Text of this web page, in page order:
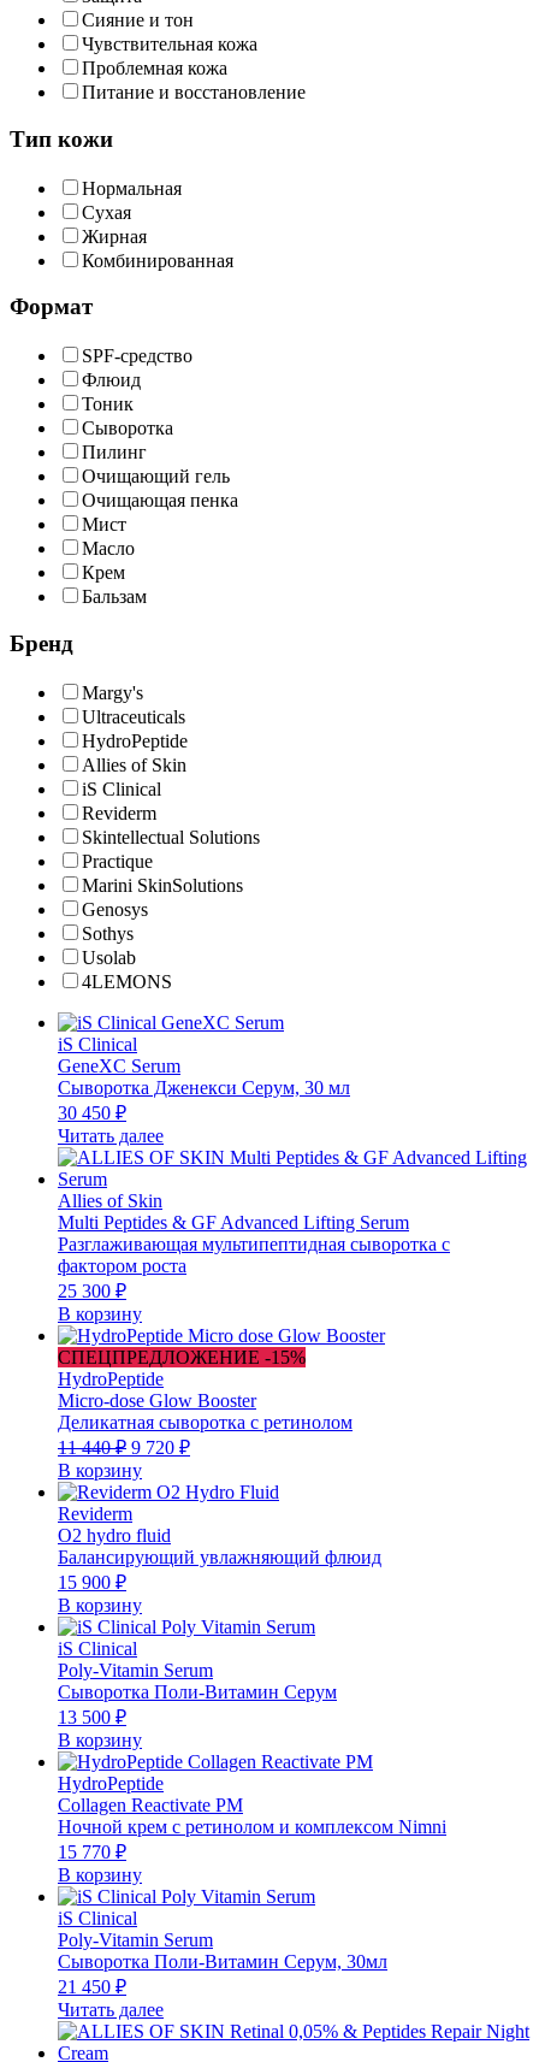
Сияние и тон
Чувствительная кожа
Проблемная кожа
Питание и восстановление
Тип кожи
Нормальная
Сухая
Жирная
Комбинированная
Формат
SPF-средство
Флюид
Тоник
Сыворотка
Пилинг
Очищающий гель
Очищающая пенка
Мист
Масло
Крем
Бальзам
Бренд
Margy's
Ultraceuticals
HydroPeptide
Allies of Skin
iS Clinical
Reviderm
Skintellectual Solutions
Practique
Marini SkinSolutions
Genosys
Sothys
Usolab
4LEMONS
iS Clinical
GeneXC Serum
Сыворотка Дженекси Серум, 30 мл
30 450 ₽
Читать далее
Allies of Skin
Multi Peptides & GF Advanced Lifting Serum
Разглаживающая мультипептидная сыворотка с
фактором роста
25 300 ₽
В корзину
СПЕЦПРЕДЛОЖЕНИЕ -15%
HydroPeptide
Micro-dose Glow Booster
Деликатная сыворотка с ретинолом
11 440₽ Первоначальная
цена
составляла
11
440 ₽.
9 720 ₽Текущая
9
В корзину
Reviderm
O2 hydro fluid
Балансирующий увлажняющий флюид
15 900 ₽
В корзину
iS Clinical
Poly-Vitamin Serum
Сыворотка Поли-Витамин Серум
13 500 ₽
В корзину
HydroPeptide
Collagen Reactivate PM
Ночной крем с ретинолом и комплексом Nimni
15 770 ₽
В корзину
iS Clinical
Poly-Vitamin Serum
Сыворотка Поли-Витамин Серум, 30мл
21 450 ₽
Читать далее